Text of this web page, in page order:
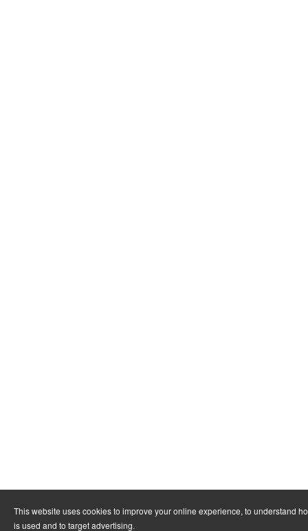
This website uses cookies to improve your online experience, to understand
is used and to target advertising.